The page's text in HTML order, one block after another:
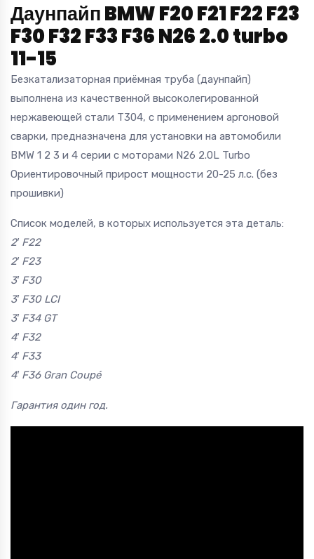
Даунпайп BMW F20 F21 F22 F23
F30 F32 F33 F36 N26 2.0 turbo
11-15
Безкатализаторная приёмная труба (даунпайп)
выполнена из качественной высоколегированной
нержавеющей стали T304, с применением аргоновой
сварки, предназначена для установки на автомобили
BMW 1 2 3 и 4 серии с моторами N26 2.0L Turbo
Ориентировочный прирост мощности 20-25 л.с. (без
прошивки)
Список моделей, в которых используется эта деталь:
2′ F22
2′ F23
3′ F30
3′ F30 LCI
3′ F34 GT
4′ F32
4′ F33
4′ F36 Gran Coupé
Гарантия один год.